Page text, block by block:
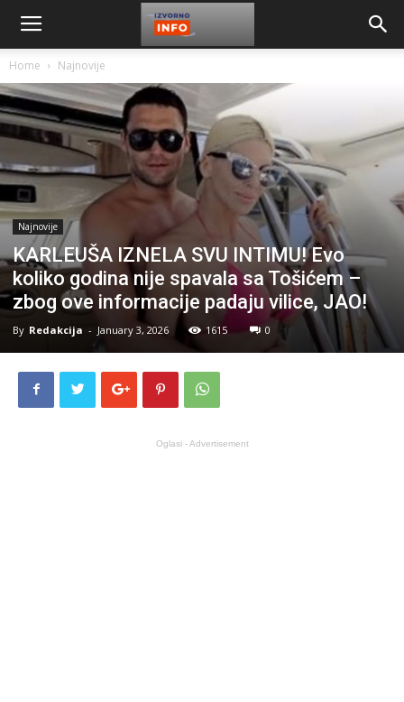
Home Najnovije
Najnovije
KARLEUŠA IZNELA SVU INTIMU! Evo
koliko godina nije spavala sa Tošićem –
zbog ove informacije padaju vilice, JAO!
By Redakcija - January 3, 2026 1615 0
Oglasi - Advertisement